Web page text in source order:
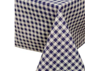
Достоинства
Недостатки